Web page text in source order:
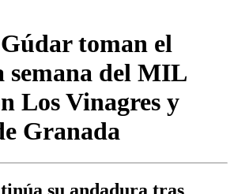
toman el
semana del MIL
Los Vinagres y
Granada